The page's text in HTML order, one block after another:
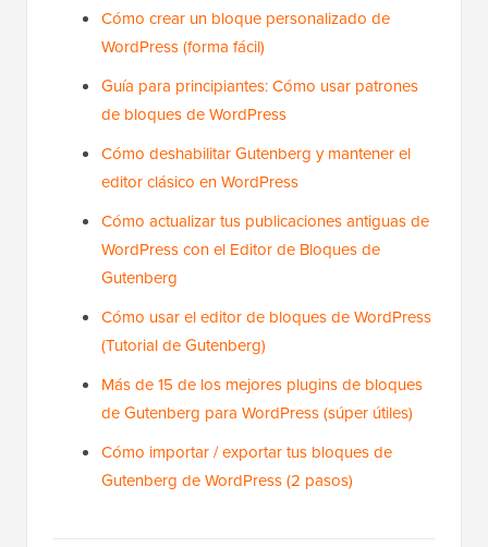
Cómo crear un bloque personalizado de
WordPress (forma fácil)
Guía para principiantes: Cómo usar patrones
de bloques de WordPress
Cómo deshabilitar Gutenberg y mantener el
editor clásico en WordPress
Cómo actualizar tus publicaciones antiguas de
WordPress con el Editor de Bloques de
Gutenberg
Cómo usar el editor de bloques de WordPress
(Tutorial de Gutenberg)
Más de 15 de los mejores plugins de bloques
de Gutenberg para WordPress (súper útiles)
Cómo importar / exportar tus bloques de
Gutenberg de WordPress (2 pasos)